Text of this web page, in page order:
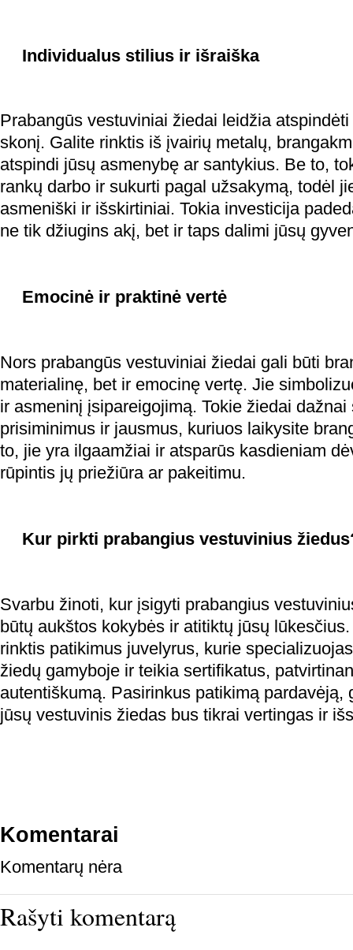
Individualus stilius ir išraiška
Prabangūs vestuviniai žiedai leidžia
skonį. Galite rinktis iš įvairių metalų,
atspindi jūsų asmenybę ar santykius. Be to,
rankų darbo ir sukurti pagal užsakymą, todėl
asmeniški ir išskirtiniai. Tokia investicija
ne tik džiugins akį, bet ir taps dalimi jūsų
Emocinė ir praktinė vertė
Nors prabangūs vestuviniai žiedai gali būti
materialinę, bet ir emocinę vertę. Jie
ir asmeninį įsipareigojimą. Tokie žiedai
prisiminimus ir jausmus, kuriuos laikysite
to, jie yra ilgaamžiai ir atsparūs kasdieniam
rūpintis jų priežiūra ar pakeitimu.
Kur pirkti prabangius vestuvinius
Svarbu žinoti, kur įsigyti prabangius
būtų aukštos kokybės ir atitiktų jūsų
rinktis patikimus juvelyrus, kurie
žiedų gamyboje ir teikia sertifikatus,
autentiškumą. Pasirinkus patikimą pardavėją,
jūsų vestuvinis žiedas bus tikrai vertingas ir
Komentarai
Komentarų nėra
Rašyti komentarą